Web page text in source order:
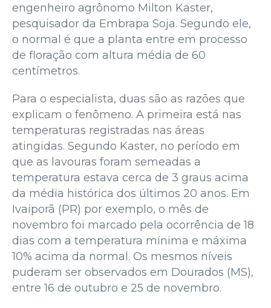
engenheiro agrônomo Milton Kaster,
pesquisador da Embrapa Soja. Segundo ele,
o normal é que a planta entre em processo
de floração com altura média de 60
centímetros.
Para o especialista, duas são as razões que
explicam o fenômeno. A primeira está nas
temperaturas registradas nas áreas
atingidas. Segundo Kaster, no período em
que as lavouras foram semeadas a
temperatura estava cerca de 3 graus acima
da média histórica dos últimos 20 anos. Em
Ivaiporã (PR) por exemplo, o mês de
novembro foi marcado pela ocorrência de 18
dias com a temperatura mínima e máxima
10% acima da normal. Os mesmos níveis
puderam ser observados em Dourados (MS),
entre 16 de outubro e 25 de novembro.